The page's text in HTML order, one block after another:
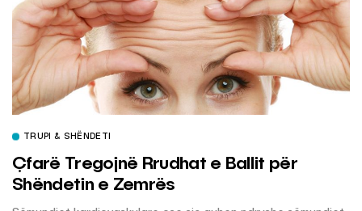
TRUPI & SHËNDETI
Çfarë Tregojnë Rrudhat e Ballit për
Shëndetin e Zemrës